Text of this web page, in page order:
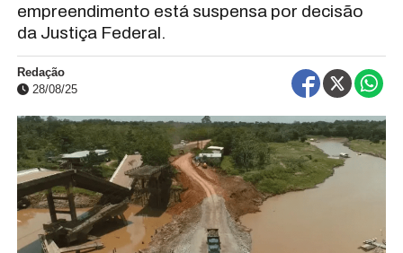
empreendimento está suspensa por decisão
da Justiça Federal.
Redação
28/08/25